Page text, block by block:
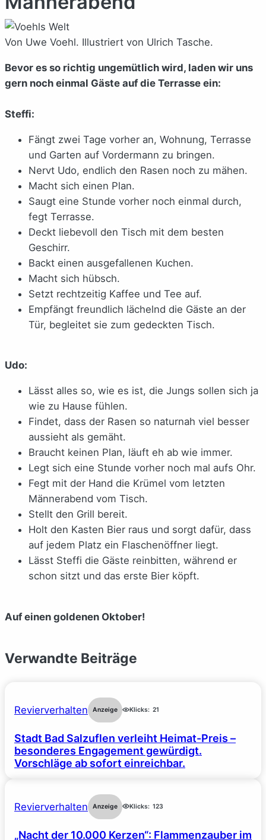
Von Uwe Voehl. Illustriert von Ulrich Tasche.
Bevor es so richtig ungemütlich wird, laden wir uns
gern noch einmal Gäste auf die Terrasse ein:
Steffi:
Fängt zwei Tage vorher an, Wohnung, Terrasse
und Garten auf Vordermann zu bringen.
Nervt Udo, endlich den Rasen noch zu mähen.
Macht sich einen Plan.
Saugt eine Stunde vorher noch einmal durch,
fegt Terrasse.
Deckt liebevoll den Tisch mit dem besten
Geschirr.
Backt einen ausgefallenen Kuchen.
Macht sich hübsch.
Setzt rechtzeitig Kaffee und Tee auf.
Empfängt freundlich lächelnd die Gäste an der
Tür, begleitet sie zum gedeckten Tisch.
Udo:
Lässt alles so, wie es ist, die Jungs sollen sich ja
wie zu Hause fühlen.
Findet, dass der Rasen so naturnah viel besser
aussieht als gemäht.
Braucht keinen Plan, läuft eh ab wie immer.
Legt sich eine Stunde vorher noch mal aufs Ohr.
Fegt mit der Hand die Krümel vom letzten
Männerabend vom Tisch.
Stellt den Grill bereit.
Holt den Kasten Bier raus und sorgt dafür, dass
auf jedem Platz ein Flaschenöffner liegt.
Lässt Steffi die Gäste reinbitten, während er
schon sitzt und das erste Bier köpft.
Auf einen goldenen Oktober!
Verwandte Beiträge
Revierverhalten Anzeige Klicks: 21
Stadt Bad Salzuflen verleiht Heimat-Preis –
besonderes Engagement gewürdigt.
Vorschläge ab sofort einreichbar.
Revierverhalten Anzeige Klicks: 123
„Nacht der 10.000 Kerzen“: Flammenzauber im